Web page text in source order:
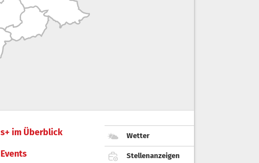
s+ im Überblick
Events
Wetter
Stellenanzeigen